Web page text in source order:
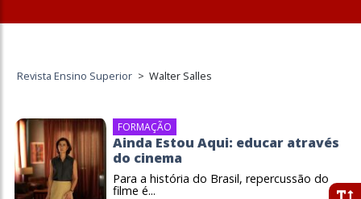
Revista Ensino Superior > Walter Salles
FORMAÇÃO
Ainda Estou Aqui: educar através
do cinema
Para a história do Brasil, repercussão do
filme é...